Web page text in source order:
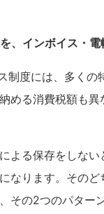
インボイス・電
制度には、多く
める消費税額も
よる保存をしな
なります。その
その2つのパター